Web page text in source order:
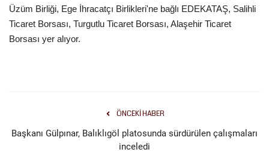
Üzüm Birliği, Ege İhracatçı Birlikleri'ne bağlı EDEKATAŞ, Salihli
Ticaret Borsası, Turgutlu Ticaret Borsası, Alaşehir Ticaret
Borsası yer alıyor.
ÖNCEKI HABER
Başkanı Gülpınar, Balıklıgöl platosunda sürdürülen çalışmaları
inceledi